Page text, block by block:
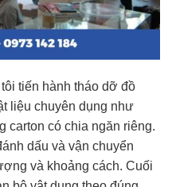
tiến hành tháo dỡ đồ
liệu chuyên dụng như
carton có chia ngăn riêng.
dấu và vận chuyển
và khoảng cách. Cuối